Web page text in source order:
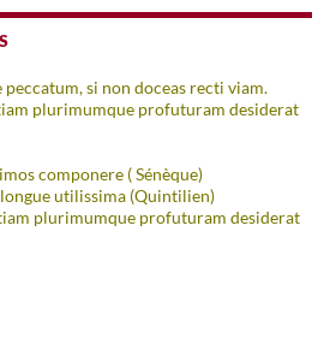
si non doceas recti viam.
plurimumque profuturam desiderat
componere ( Sénèque)
utilissima (Quintilien)
plurimumque profuturam desiderat